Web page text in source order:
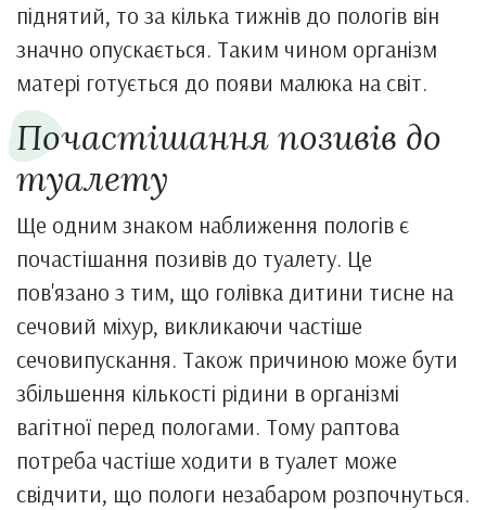
піднятий, то за кілька тижнів до пологів він
значно опускається. Таким чином організм
матері готується до появи малюка на світ.
Почастішання позивів до
туалету
Ще одним знаком наближення пологів є
почастішання позивів до туалету. Це
пов'язано з тим, що голівка дитини тисне на
сечовий міхур, викликаючи частіше
сечовипускання. Також причиною може бути
збільшення кількості рідини в організмі
вагітної перед пологами. Тому раптова
потреба частіше ходити в туалет може
свідчити, що пологи незабаром розпочнуться.